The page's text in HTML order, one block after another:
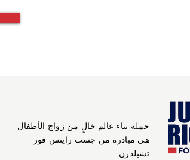
حملة بناء عالم خالٍ من زواج الأطفال
هي مبادرة من جست رايتس فور
تشيلدرن